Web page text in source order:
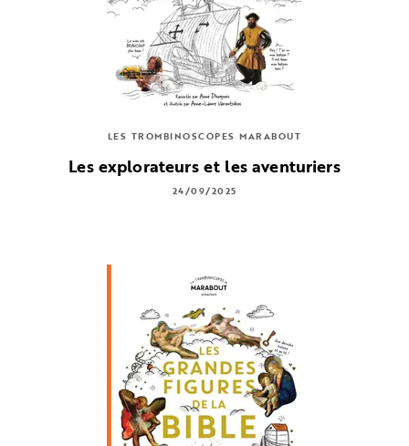
LES TROMBINOSCOPES MARABOUT
Les explorateurs et les aventuriers
24/09/2025